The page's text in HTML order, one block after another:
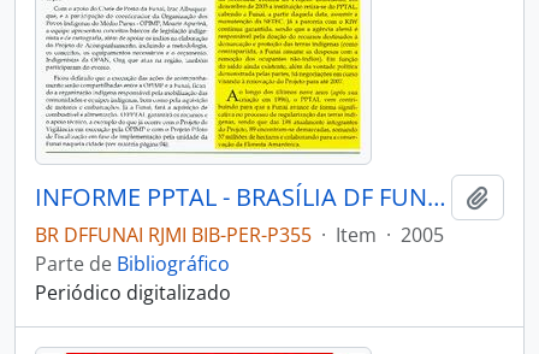
INFORME PPTAL - BRASÍLIA DF FUNAI - 2005 - Nº10
BR DFFUNAI RJMI BIB-PER-P355 · Item · 2005
Parte de Bibliográfico
Periódico digitalizado